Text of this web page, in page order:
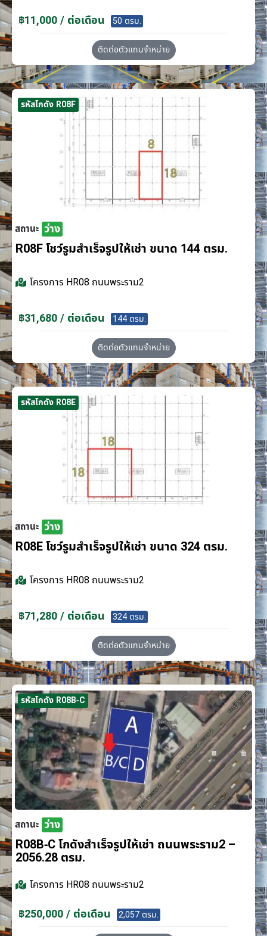
฿11,000 / ต่อเดือน 50 ตรม.
ติดต่อตัวแทนจำหน่าย
รหัสโกดัง R08F
สถานะ ว่าง
R08F โชว์รูมสำเร็จรูปให้เช่า ขนาด 144 ตรม.
โครงการ HR08 ถนนพระราม2
฿31,680 / ต่อเดือน 144 ตรม.
ติดต่อตัวแทนจำหน่าย
รหัสโกดัง R08E
สถานะ ว่าง
R08E โชว์รูมสำเร็จรูปให้เช่า ขนาด 324 ตรม.
โครงการ HR08 ถนนพระราม2
฿71,280 / ต่อเดือน 324 ตรม.
ติดต่อตัวแทนจำหน่าย
รหัสโกดัง R08B-C
สถานะ ว่าง
R08B-C โกดังสำเร็จรูปให้เช่า ถนนพระราม2 –
2056.28 ตรม.
โครงการ HR08 ถนนพระราม2
฿250,000 / ต่อเดือน 2,057 ตรม.